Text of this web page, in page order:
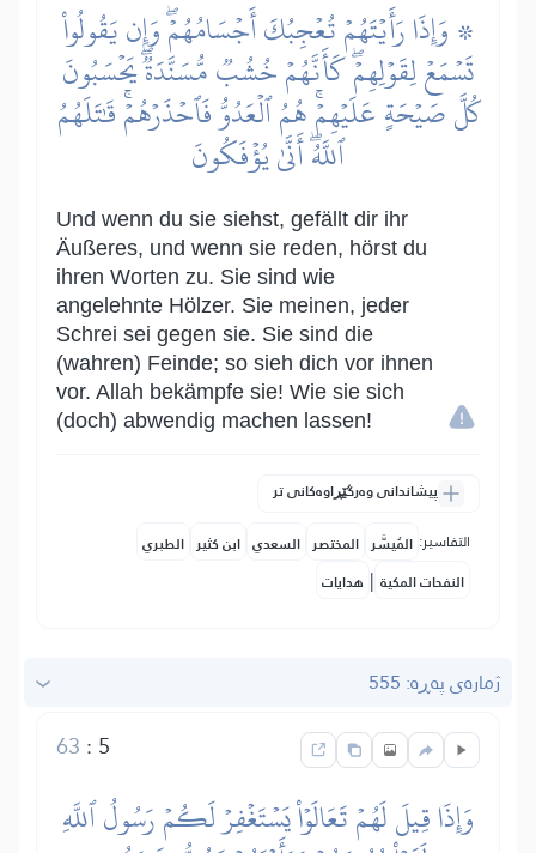
۞ وَإِذَا رَأَيۡتَهُمۡ تُعۡجِبُكَ أَجۡسَامُهُمۡۖ وَإِن يَقُولُواْ
تَسۡمَعۡ لِقَوۡلِهِمۡۖ كَأَنَّهُمۡ خُشُبٞ مُّسَنَّدَةٞۖ يَحۡسَبُونَ
كُلَّ صَيۡحَةٍ عَلَيۡهِمۡۚ هُمُ ٱلۡعَدُوُّ فَٱحۡذَرۡهُمۡۚ قَٰتَلَهُمُ
ٱللَّهُۖ أَنَّىٰ يُؤۡفَكُونَ
Und wenn du sie siehst, gefällt dir ihr
Äußeres, und wenn sie reden, hörst du
ihren Worten zu. Sie sind wie
angelehnte Hölzer. Sie meinen, jeder
Schrei sei gegen sie. Sie sind die
(wahren) Feinde; so sieh dich vor ihnen
vor. Allah bekämpfe sie! Wie sie sich
(doch) abwendig machen lassen!
پیشاندانی وەرگێڕاوەکانی تر
التفاسير: المُيسَّر المختصر السعدي ابن كثير الطبري
النفحات المكية | هدايات
ژمارەی پەڕە: 555
5
:
63
وَإِذَا قِيلَ لَهُمۡ تَعَالَوۡاْ يَسۡتَغۡفِرۡ لَكُمۡ رَسُولُ ٱللَّهِ